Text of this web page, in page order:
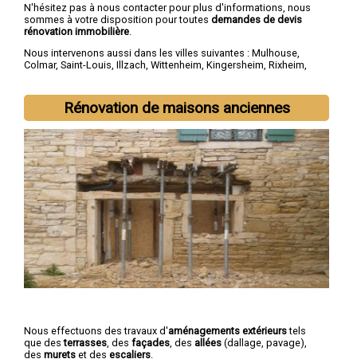
N'hésitez pas à nous contacter pour plus d'informations, nous
sommes à votre disposition pour toutes demandes de devis
rénovation immobilière
Nous intervenons aussi dans les villes suivantes : Mulhouse,
Colmar, Saint-Louis, Illzach, Wittenheim, Kingersheim, Rixheim,
Rénovation de maisons anciennes
Nous effectuons des travaux d'aménagements extérieurstels
que desterrasses , des façades , des allées (dallage, pavage),
des murets et des escaliers